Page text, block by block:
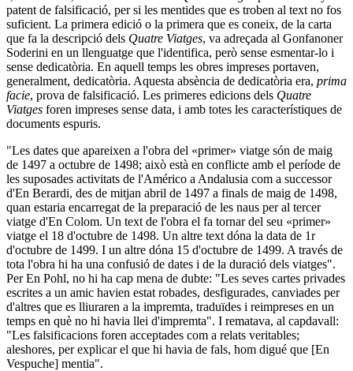
patent de falsificació, per si les mentides que es troben al text no fos
suficient. La primera edició o la primera que es coneix, de la carta
que fa la descripció dels Quatre Viatges, va adreçada al Gonfanoner
Soderini en un llenguatge que l'identifica, però sense esmentar-lo i
sense dedicatòria. En aquell temps les obres impreses portaven,
generalment, dedicatòria. Aquesta absència de dedicatòria era, prima
facie, prova de falsificació. Les primeres edicions dels Quatre
Viatges foren impreses sense data, i amb totes les característiques de
documents espuris.
"Les dates que apareixen a l'obra del «primer» viatge són de maig
de 1497 a octubre de 1498; això està en conflicte amb el període de
les suposades activitats de l'Américo a Andalusia com a successor
d'En Berardi, des de mitjan abril de 1497 a finals de maig de 1498,
quan estaria encarregat de la preparació de les naus per al tercer
viatge d'En Colom. Un text de l'obra el fa tornar del seu «primer»
viatge el 18 d'octubre de 1498. Un altre text dóna la data de 1r
d'octubre de 1499. I un altre dóna 15 d'octubre de 1499. A través de
tota l'obra hi ha una confusió de dates i de la duració dels viatges".
Per En Pohl, no hi ha cap mena de dubte: "Les seves cartes privades
escrites a un amic havien estat robades, desfigurades, canviades per
d'altres que es lliuraren a la impremta, traduïdes i reimpreses en un
temps en què no hi havia llei d'impremta". I rematava, al capdavall:
"Les falsificacions foren acceptades com a relats veritables;
aleshores, per explicar el que hi havia de fals, hom digué que [En
Vespuche] mentia".